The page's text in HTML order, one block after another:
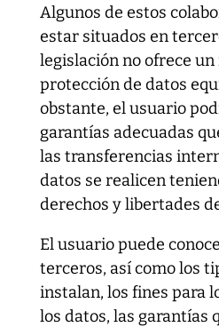
Algunos de estos
estar situados en
legislación no ofrece un
protección de datos
obstante, el usuario
garantías adecuadas
las transferencias
datos se realicen
derechos y libertades
El usuario puede
terceros, así como los
instalan, los fines para
los datos, las garantías